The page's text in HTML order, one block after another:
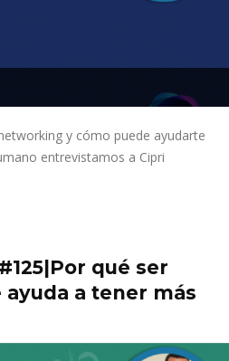
y cómo puede ayudarte
entrevistamos a Cipri
qué ser
a tener más